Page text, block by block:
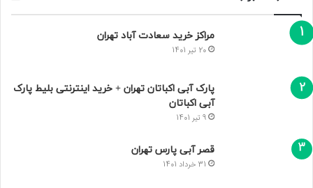
مراکز خرید سعادت‌ آباد تهران
20 تیر 1401
پارک آبی اکباتان تهران + خرید اینترنتی بلیط پارک
آبی اکباتان
9 تیر 1401
قصر آبی پارس تهران
31 خرداد 1401